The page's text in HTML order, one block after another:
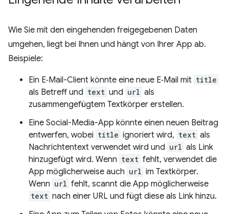
Wie Sie mit den eingehenden freigegebenen Daten
umgehen, liegt bei Ihnen und hängt von Ihrer App ab.
Beispiele:
Ein E‑Mail-Client könnte eine neue E‑Mail mit title
als Betreff und text und url als
zusammengefügtem Textkörper erstellen.
Eine Social-Media-App könnte einen neuen Beitrag
entwerfen, wobei title ignoriert wird, text als
Nachrichtentext verwendet wird und url als Link
hinzugefügt wird. Wenn text fehlt, verwendet die
App möglicherweise auch url im Textkörper.
Wenn url fehlt, scannt die App möglicherweise
text nach einer URL und fügt diese als Link hinzu.